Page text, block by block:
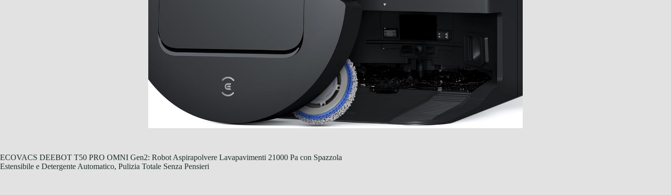
ECOVACS DEEBOT T50 PRO OMNI Gen2: Robot Aspirapolvere Lavapavimenti 21000 Pa con Spazzola
Estensibile e Detergente Automatico, Pulizia Totale Senza Pensieri